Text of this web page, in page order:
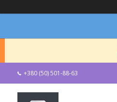
+380 (50) 501-88-63